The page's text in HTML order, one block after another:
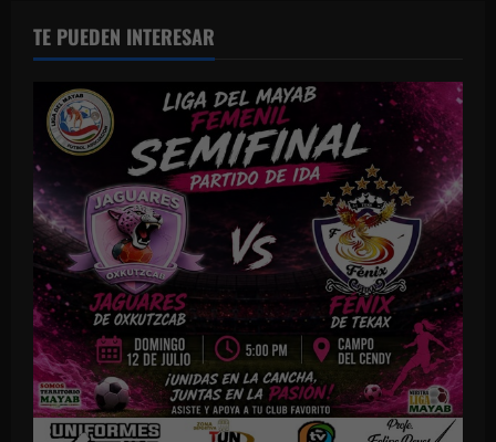
TE PUEDEN INTERESAR